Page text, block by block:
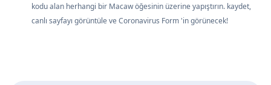
kodu alan herhangi bir Macaw öğesinin üzerine yapıştırın. kaydet,
canlı sayfayı görüntüle ve Coronavirus Form 'in görünecek!